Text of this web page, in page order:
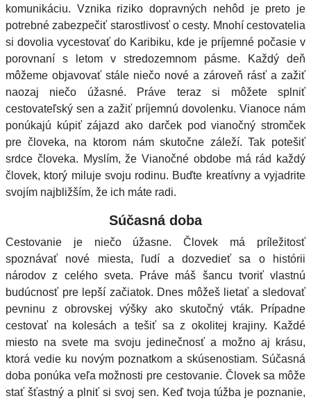
komunikáciu. Vznika riziko dopravných nehôd je preto je
potrebné zabezpečiť starostlivosť o cesty. Mnohí cestovatelia
si dovolia vycestovať do Karibiku, kde je príjemné počasie v
porovnaní s letom v stredozemnom pásme. Každý deň
môžeme objavovať stále niečo nové a zároveň rásť a zažiť
naozaj niečo úžasné. Práve teraz si môžete splniť
cestovateľský sen a zažiť príjemnú dovolenku. Vianoce nám
ponúkajú kúpiť zájazd ako darček pod vianočný stromček
pre človeka, na ktorom nám skutočne záleží. Tak potešiť
srdce človeka. Myslím, že Vianočné obdobe má rád každý
človek, ktorý miluje svoju rodinu. Buďte kreatívny a vyjadrite
svojím najbližším, že ich máte radi.
Súčasná doba
Cestovanie je niečo úžasne. Človek má príležitosť
spoznávať nové miesta, ľudí a dozvedieť sa o histórii
národov z celého sveta. Práve máš šancu tvoriť vlastnú
budúcnosť pre lepší začiatok. Dnes môžeš lietať a sledovať
pevninu z obrovskej výšky ako skutočný vták. Prípadne
cestovať na kolesách a tešiť sa z okolitej krajiny. Každé
miesto na svete ma svoju jedinečnosť a možno aj krásu,
ktorá vedie ku novým poznatkom a skúsenostiam. Súčasná
doba ponúka veľa možnosti pre cestovanie. Človek sa môže
stať šťastný a plniť si svoj sen. Keď tvoja túžba je poznanie,